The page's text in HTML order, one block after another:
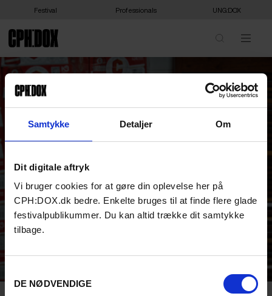
Samtykke Detaljer Om
Dit digitale aftryk
Vi bruger cookies for at gøre din oplevelse her på
CPH:DOX.dk bedre. Enkelte bruges til at finde flere glade
festivalpublikummer. Du kan altid trække dit samtykke
tilbage.
DE NØDVENDIGE
Festival Professionals UNG:DOX